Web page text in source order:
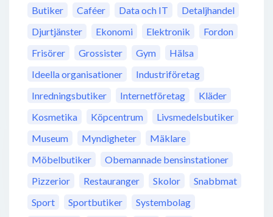
Butiker
Caféer Data och IT
Detaljhandel
Djurtjänster
Ekonomi Elektronik
Fordon
Frisörer
Grossister Gym
Hälsa
Ideella organisationer
Industriföretag
Inredningsbutiker
Internetföretag
Kläder
Kosmetika
Köpcentrum
Livsmedelsbutiker
Museum
Myndigheter
Mäklare
Möbelbutiker
Obemannade bensinstationer
Pizzerior
Restauranger Skolor
Snabbmat
Sport
Sportbutiker
Systembolag